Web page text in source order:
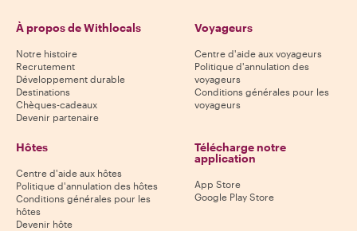
À propos de Withlocals
Notre histoire
Recrutement
Développement durable
Destinations
Chèques-cadeaux
Devenir partenaire
Voyageurs
Centre d'aide aux voyageurs
Politique d'annulation des
voyageurs
Conditions générales pour les
voyageurs
Hôtes
Centre d'aide aux hôtes
Politique d'annulation des hôtes
Conditions générales pour les
hôtes
Devenir hôte
Télécharge notre
application
App Store
Google Play Store